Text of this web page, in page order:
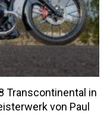
Transcontinental in
von Paul